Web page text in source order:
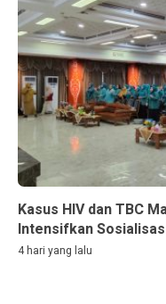
Kasus HIV dan TBC
Intensifkan
4 hari yang lalu